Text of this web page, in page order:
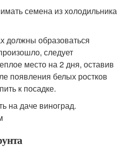
семена из холодильника
должны образоваться
следует
место на 2 дня, оставив
появления белых ростков
к посадке.